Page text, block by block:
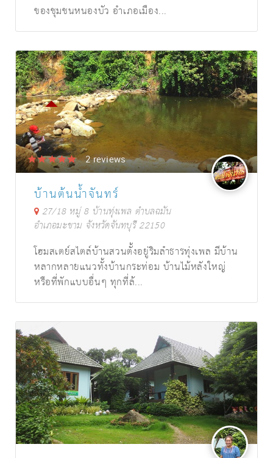
ของชุมชนหนองบัว อำเภอเมือง...
2 reviews
+ Activity
บ้านต้นน้ำจันทร์
27/18 หมู่ 8 บ้านทุ่งเพล ตำบลฉมัน
อำเภอมะขาม จังหวัดจันทบุรี 22150
โฮมสเตย์สไตล์บ้านสวนตั้งอยู่ริมลำธารทุ่งเพล มีบ้าน
หลากหลายแนวทั้งบ้านกระท่อม บ้านไม้หลังใหญ่
หรือที่พักแบบอื่นๆ ทุกที่ล้...